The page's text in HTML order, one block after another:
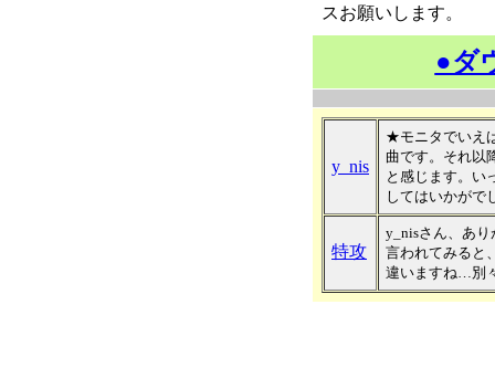
スお願いします。
●ダ
y_nis
★モニタでいえ
曲です。それ以
と感じます。い
してはいかがで
特攻
y_nisさん、あ
言われてみると
違いますね…別